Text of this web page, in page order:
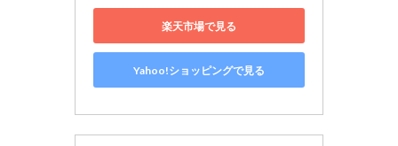
楽天市場で見る
Yahoo!ショッピングで見る